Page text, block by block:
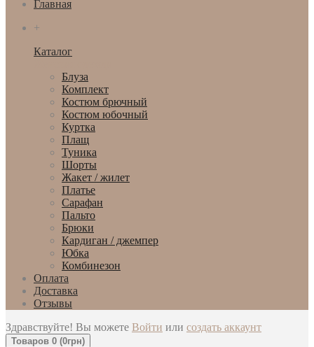
Главная
+
Каталог
Блуза
Комплект
Костюм брючный
Костюм юбочный
Куртка
Плащ
Туника
Шорты
Жакет / жилет
Платье
Сарафан
Пальто
Брюки
Кардиган / джемпер
Юбка
Комбинезон
Оплата
Доставка
Отзывы
Здравствуйте! Вы можете Войти или создать аккаунт
Товаров 0 (0грн)